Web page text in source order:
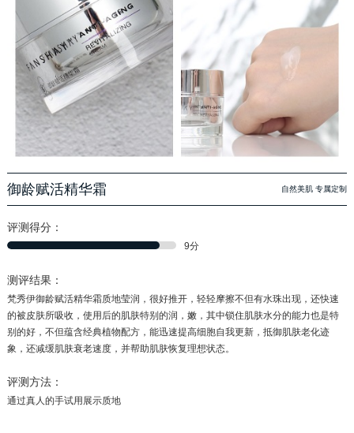
御龄赋活精华霜 自然美肌 专属定制
评测得分：
9分
测评结果：
梵秀伊御龄赋活精华霜质地莹润，很好推开，轻轻摩擦不但有水珠出现，还快速
的被皮肤所吸收，使用后的肌肤特别的润，嫩，其中锁住肌肤水分的能力也是特
别的好，不但蕴含经典植物配方，能迅速提高细胞自我更新，抵御肌肤老化迹
象，还减缓肌肤衰老速度，并帮助肌肤恢复理想状态。
评测方法：
通过真人的手试用展示质地